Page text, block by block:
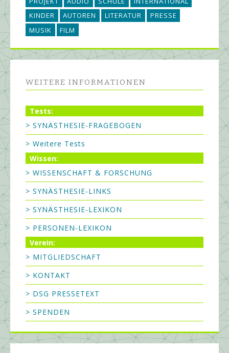
KINDER
AUTOREN LITERATUR
PRESSE
MUSIK
FILM
WEITERE INFORMATIONEN
Tests:
> SYNÄSTHESIE-FRAGEBOGEN
> Weitere Tests
Wissen:
> WISSENSCHAFT & FORSCHUNG
> SYNÄSTHESIE-LINKS
> SYNÄSTHESIE-LEXIKON
> PERSONEN-LEXIKON
Verein:
> MITGLIEDSCHAFT
> KONTAKT
> DSG PRESSETEXT
> SPENDEN